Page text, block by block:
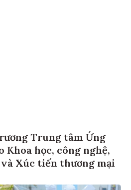
Trung tâm Ứng
Khoa học, công nghệ,
Xúc tiến thương mại